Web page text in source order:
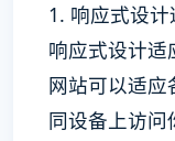
1. 响应式设计
响应式设计适
网站可以适应
同设备上访问